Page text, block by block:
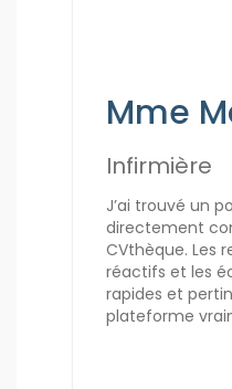
Mme
Infirmière
J’ai trouvé un
directement
CVthèque. Les
réactifs et les
rapides et
plateforme